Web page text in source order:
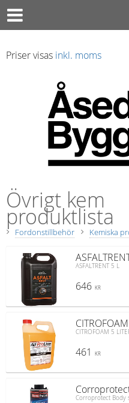
Priser visas inkl. moms
Övrigt kem
produktlista
Fordonstillbehör Kemiska
ASFALTRENT 5 L
646 KR
CITROFOAM 5
461 KR
Corroprotect Body